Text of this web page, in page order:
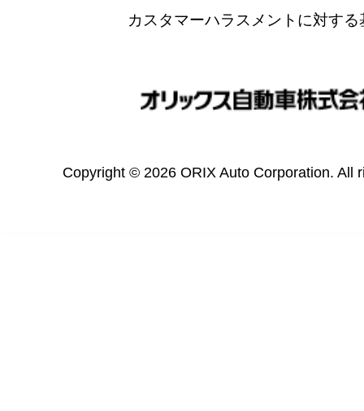
カスタマーハラスメントに対する
Copyright © 2026 ORIX Auto Corporation. All